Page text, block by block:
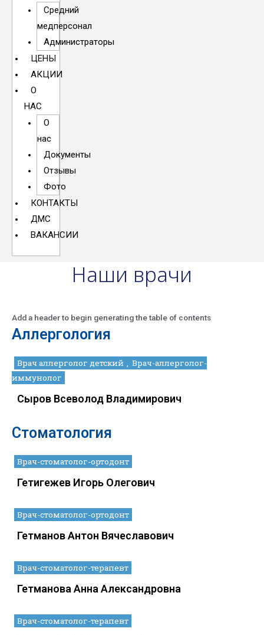
Средний
медперсонал
Администраторы
ЦЕНЫ
АКЦИИ
О
НАС
О
нас
Документы
Отзывы
Фото
КОНТАКТЫ
ДМС
ВАКАНСИИ
Наши врачи
Add a header to begin generating the table of contents
Аллергология
Врач аллерголог детский
Врач-аллерголог-
иммунолог
Сыров Всеволод Владимирович
Стоматология
Врач-стоматолог-ортодонт
Гетигежев Игорь Олегович
Врач-стоматолог-ортодонт
Гетманов Антон Вячеславович
Врач-стоматолог-терапевт
Гетманова Анна Александровна
Врач-стоматолог-терапевт